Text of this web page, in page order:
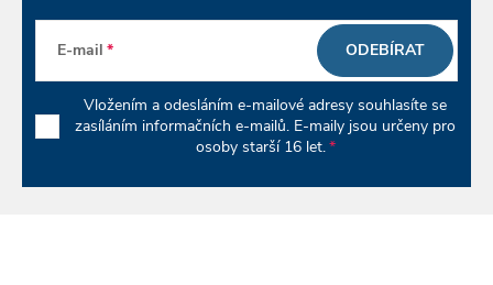
E-mail
Vložením a odesláním e-mailové adresy souhlasíte se
zasíláním informačních e-mailů. E-maily jsou určeny pro
osoby starší 16 let.
ODEBÍRAT